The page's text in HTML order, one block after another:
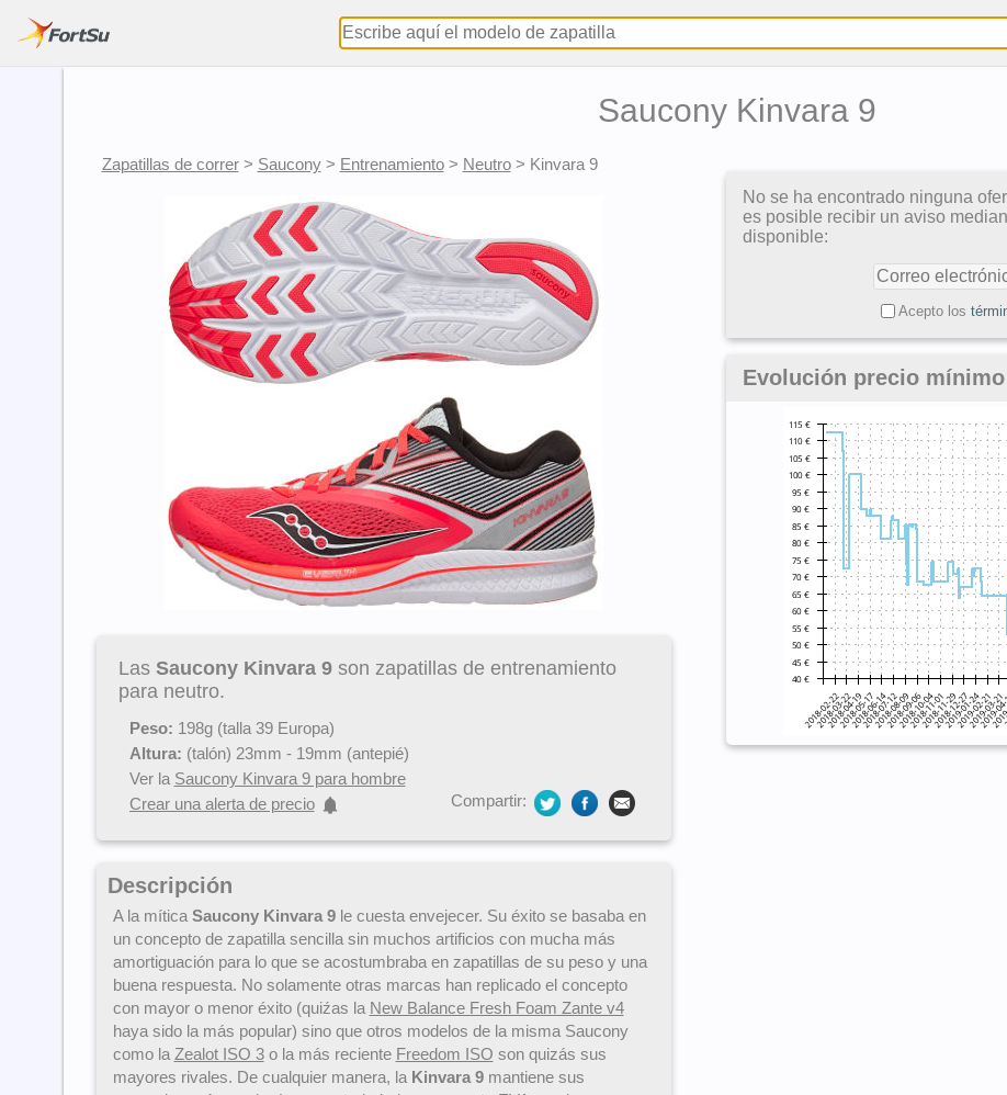
Saucony Kinvara 9
Zapatillas de correr> Saucony> Entrenamiento> Neutro> Kinvara 9
Las Saucony Kinvara 9son zapatillas de entrenamiento
para neutro.
Peso: 198g (talla 39 Europa)
Altura: (talón) 23mm - 19mm (antepié)
Ver la Saucony Kinvara 9 para hombre
Crear una alerta de precio
Compartir:
Descripción
A la mítica Saucony Kinvara 9le cuesta envejecer. Su éxito se basaba en
un concepto de zapatilla sencilla sin muchos artificios con mucha más
amortiguación para lo que se acostumbraba en zapatillas de su peso y una
buena respuesta. No solamente otras marcas han replicado el concepto
con mayor o menor éxito (quiźas la New Balance Fresh Foam Zante v4
haya sido la más popular) sino que otros modelos de la misma Saucony
como la Zealot ISO 3o la más reciente Freedom ISO son quizás sus
mayores rivales. De cualquier manera, la Kinvara 9mantiene sus
No se ha encontrado ninguna
es posible recibir un aviso
disponible:
Acepto los
Evolución precio